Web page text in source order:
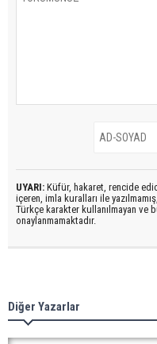
UYARI: Küfür, hakaret, rencide
içeren, imla kuralları ile yazılmamış,
Türkçe karakter kullanılmayan ve
onaylanmamaktadır.
Diğer Yazarlar